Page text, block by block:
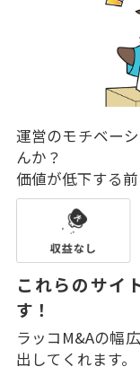
運営のモチベー
んか？
価値が低下する
これらのサイ
す！
ラッコM&Aの幅
出してくれます。